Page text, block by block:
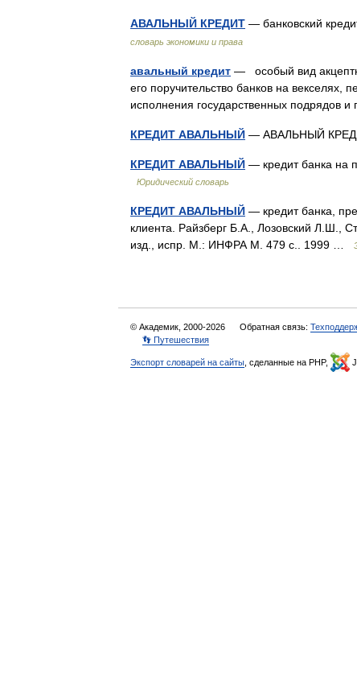
АВАЛЬНЫЙ КРЕДИТ — банковский
словарь экономики и права
авальный кредит — особый вид
его поручительство банков на векселях,
исполнения государственных подрядов
КРЕДИТ АВАЛЬНЫЙ — АВАЛЬНЫЙ
КРЕДИТ АВАЛЬНЫЙ — кредит банка на
Юридический словарь
КРЕДИТ АВАЛЬНЫЙ — кредит банка,
клиента. Райзберг Б.А., Лозовский Л.Ш.,
изд., испр. М.: ИНФРА М. 479 с.. 1999 …
© Академик, 2000-2026 Обратная связь:
👣 Путешествия
Экспорт словарей на сайты , сделанные на PHP,